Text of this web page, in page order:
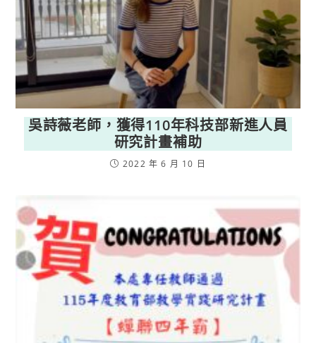
吳詩薇老師，獲得110年科技部新進人員
研究計畫補助
2022 年 6 月 10 日